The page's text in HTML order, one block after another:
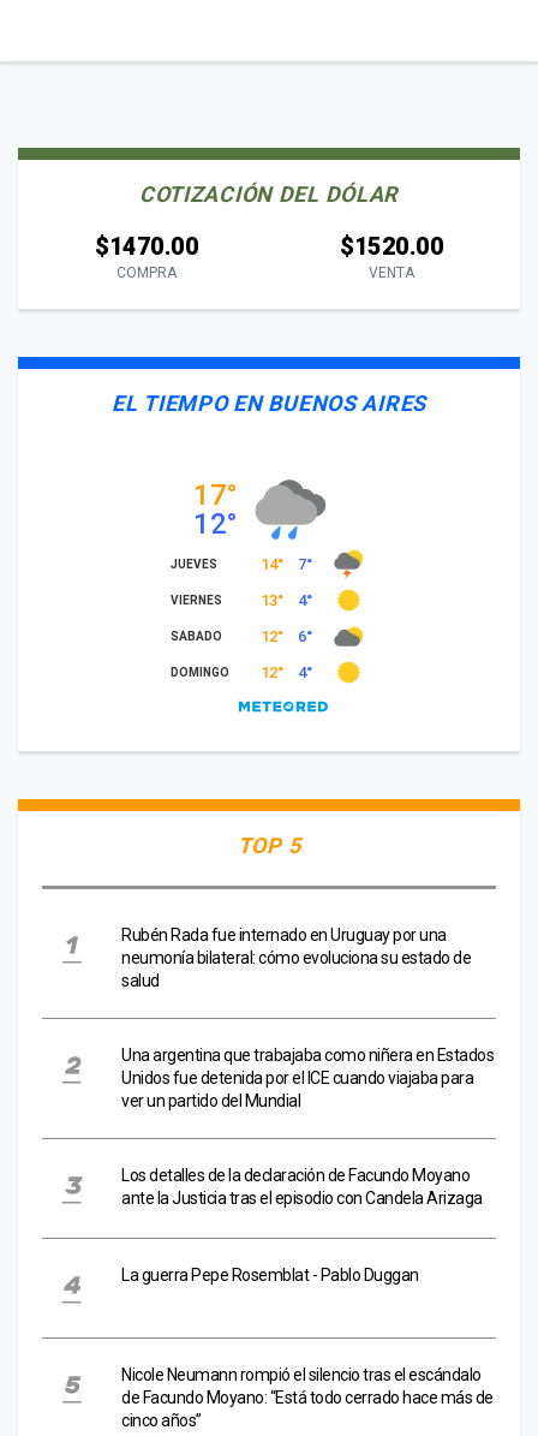
COTIZACIÓN DEL DÓLAR
$1470.00
COMPRA
$1520.00
VENTA
EL TIEMPO EN BUENOS AIRES
TOP 5
Rubén Rada fue internado en Uruguay por una
neumonía bilateral: cómo evoluciona su estado de
salud
Una argentina que trabajaba como niñera en Estados
Unidos fue detenida por el ICE cuando viajaba para
ver un partido del Mundial
Los detalles de la declaración de Facundo Moyano
ante la Justicia tras el episodio con Candela Arizaga
La guerra Pepe Rosemblat - Pablo Duggan
Nicole Neumann rompió el silencio tras el escándalo
de Facundo Moyano: “Está todo cerrado hace más de
cinco años”